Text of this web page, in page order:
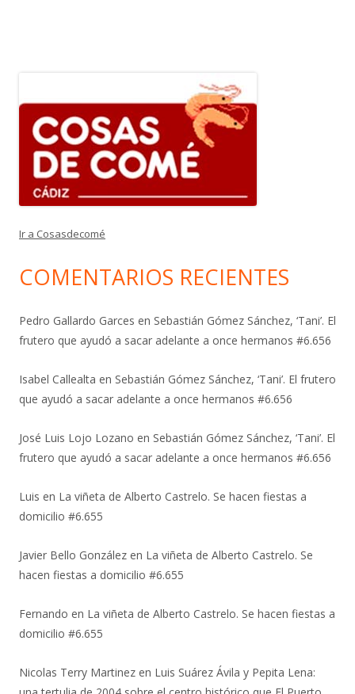
Ir a Cosasdecomé
COMENTARIOS RECIENTES
Pedro Gallardo Garces en Sebastián Gómez Sánchez, ‘Tani’. El
frutero que ayudó a sacar adelante a once hermanos #6.656
Isabel Callealta en Sebastián Gómez Sánchez, ‘Tani’. El frutero
que ayudó a sacar adelante a once hermanos #6.656
José Luis Lojo Lozano en Sebastián Gómez Sánchez, ‘Tani’. El
frutero que ayudó a sacar adelante a once hermanos #6.656
Luis en La viñeta de Alberto Castrelo. Se hacen fiestas a
domicilio #6.655
Javier Bello González en La viñeta de Alberto Castrelo. Se
hacen fiestas a domicilio #6.655
Fernando en La viñeta de Alberto Castrelo. Se hacen fiestas a
domicilio #6.655
Nicolas Terry Martinez en Luis Suárez Ávila y Pepita Lena: